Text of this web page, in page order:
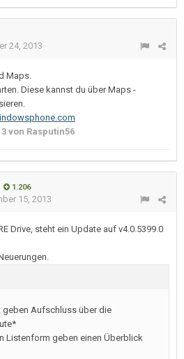
24, 2013
Maps.
Diese kannst du über Maps -
von Rasputin56
1.206
15, 2013
Drive, steht ein Update auf v4.0.5399.0
geben Aufschluss über die
Listenform geben einen Überblick